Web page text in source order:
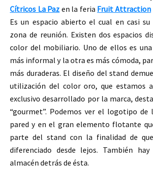
Cítricos La Paz en la feria Fruit Attraction
Es un espacio abierto el cual en casi
zona de reunión. Existen dos espacios
color del mobiliario. Uno de ellos es
más informal y la otra es más cómoda,
más duraderas. El diseño del stand
utilización del color oro, que estamos
exclusivo desarrollado por la marca,
“gourmet”. Podemos ver el logotipo de
pared y en el gran elemento flotante
parte del stand con la finalidad de
diferenciado desde lejos. También
almacén detrás de ésta.